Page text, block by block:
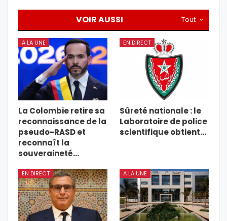
Tout
VOIR AUSSI
A LA UNE
La Colombie retire sa
reconnaissance de la
pseudo-RASD et
reconnaît la
souveraineté…
EN DIRECT
Sûreté nationale : le
Laboratoire de police
scientifique obtient…
EN DIRECT A LA UNE